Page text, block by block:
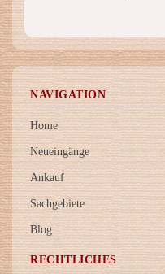
NAVIGATION
Home
Neueingänge
Ankauf
Sachgebiete
Blog
RECHTLICHES